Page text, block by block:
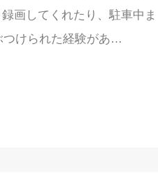
画してくれたり、駐車中ま
つけられた経験があ…